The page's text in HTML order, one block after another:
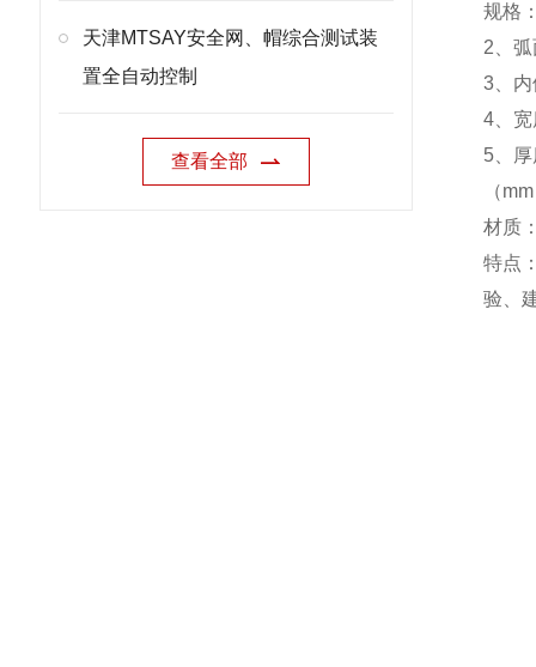
天津MTSAY安全网、帽综合测试装
置全自动控制
查看全部
规格
2 、
3 、
4 、
5 、
（mm
材质
特点
验、